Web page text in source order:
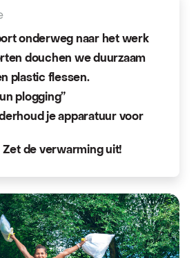
onderweg naar het werk
douchen we duurzaam
plastic flessen.
plogging”
je apparatuur voor
Zet de verwarming uit!